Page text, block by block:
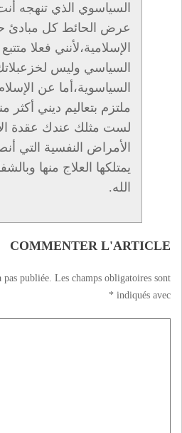
السياسوي الذي تنهجه
عرض الحائط كل مبادئ
الإسلامية،لأنني فعلا
السياسي وليس
السياسوية،أما عن
ملتزم بتعاليم ديني أكثر
لست مثلك عندك عقدة
الأمراض النفسية التي
يمتلكها العلاج منها
الله.
COMMENTER L'ARTICLE
pas publiée. Les champs obligatoires sont
indiqués avec
*